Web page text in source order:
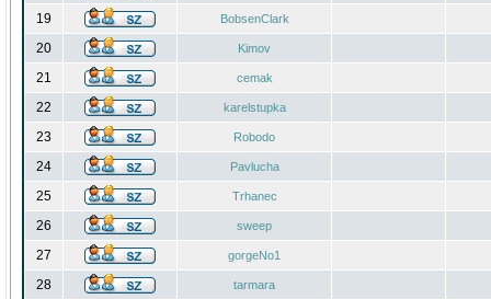
19 BobsenClark
20 Kimov
21 cemak
22 karelstupka
23 Robodo
24 Pavlucha
25 Trhanec
26 sweep
27 gorgeNo1
28 tarmara